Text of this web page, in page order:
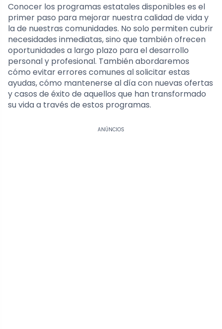
Conocer los programas estatales disponibles es el
primer paso para mejorar nuestra calidad de vida y
la de nuestras comunidades. No solo permiten cubrir
necesidades inmediatas, sino que también ofrecen
oportunidades a largo plazo para el desarrollo
personal y profesional. También abordaremos
cómo evitar errores comunes al solicitar estas
ayudas, cómo mantenerse al día con nuevas ofertas
y casos de éxito de aquellos que han transformado
su vida a través de estos programas.
ANÚNCIOS